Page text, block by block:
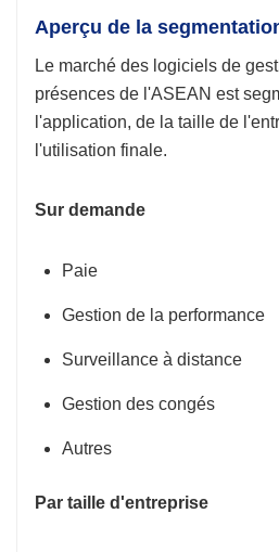
Aperçu de la
Le marché des logiciels de
présences de l'ASEAN est
l'application, de la taille de
l'utilisation finale.
Sur demande
Paie
Gestion de la performance
Surveillance à distance
Gestion des congés
Autres
Par taille d'entreprise